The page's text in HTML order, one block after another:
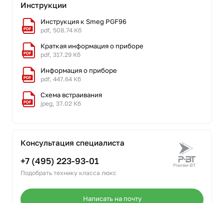
Инструкции
Инструкция к Smeg PGF96
pdf, 508.74 Кб
Краткая информация о приборе
pdf, 317.29 Кб
Информация о приборе
pdf, 447.64 Кб
Схема встраивания
jpeg, 37.02 Кб
Консультация специалиста
+7 (495) 223-93-01
Подобрать технику класса люкс
Написать на почту